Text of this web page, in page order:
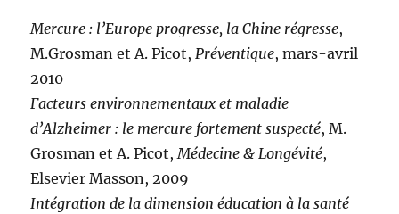
Mercure : l’Europe progresse, la Chine régresse,
M.Grosman et A. Picot,Préventique, mars-avril
2010
Facteurs environnementaux et maladie
d’Alzheimer : le mercure fortement suspecté, M.
Grosman et A. Picot,Médecine & Longévité,
Elsevier Masson, 2009
Intégration de la dimension éducation à la santé